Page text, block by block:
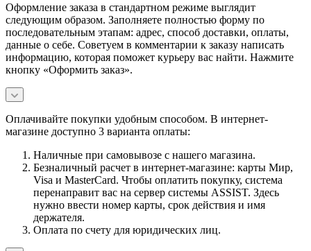
Оформление заказа в стандартном режиме выглядит
следующим образом. Заполняете полностью форму по
последовательным этапам: адрес, способ доставки, оплаты,
данные о себе. Советуем в комментарии к заказу написать
информацию, которая поможет курьеру вас найти. Нажмите
кнопку «Оформить заказ».
Оплачивайте покупки удобным способом. В интернет-
магазине доступно 3 варианта оплаты:
Наличные при самовывозе с нашего магазина.
Безналичный расчет в интернет-магазине: карты Мир,
Visa и MasterCard. Чтобы оплатить покупку, система
перенаправит вас на сервер системы ASSIST. Здесь
нужно ввести номер карты, срок действия и имя
держателя.
Оплата по счету для юридических лиц.